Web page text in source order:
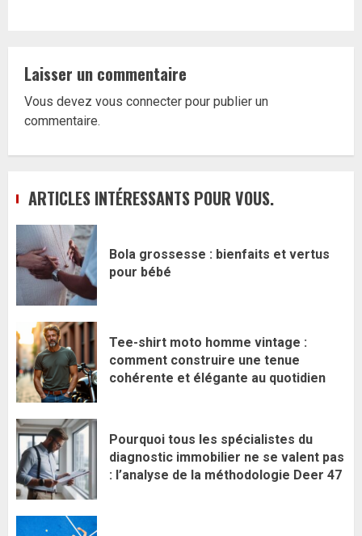
Laisser un commentaire
Vous devez vous connecter pour publier un
commentaire.
ARTICLES INTÉRESSANTS POUR VOUS.
Bola grossesse : bienfaits et vertus
pour bébé
Tee-shirt moto homme vintage :
comment construire une tenue
cohérente et élégante au quotidien
Pourquoi tous les spécialistes du
diagnostic immobilier ne se valent pas
: l’analyse de la méthodologie Deer 47